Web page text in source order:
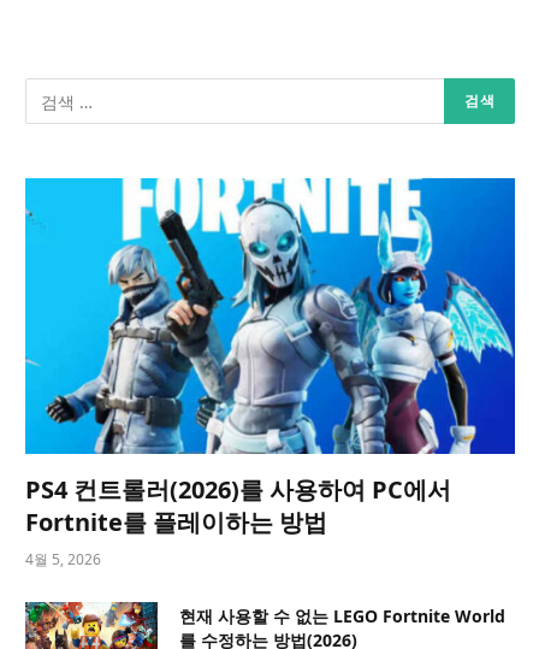
PS4 컨트롤러(2026)를 사용하여 PC에서
Fortnite를 플레이하는 방법
4월 5, 2026
현재 사용할 수 없는 LEGO Fortnite World
를 수정하는 방법(2026)